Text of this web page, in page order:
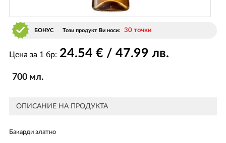
БОНУС Този продукт Ви носи: 30 точки
Цена за 1 бр: 24.54 € / 47.99 лв.
700 мл.
ОПИСАНИЕ НА ПРОДУКТА
Бакарди златно